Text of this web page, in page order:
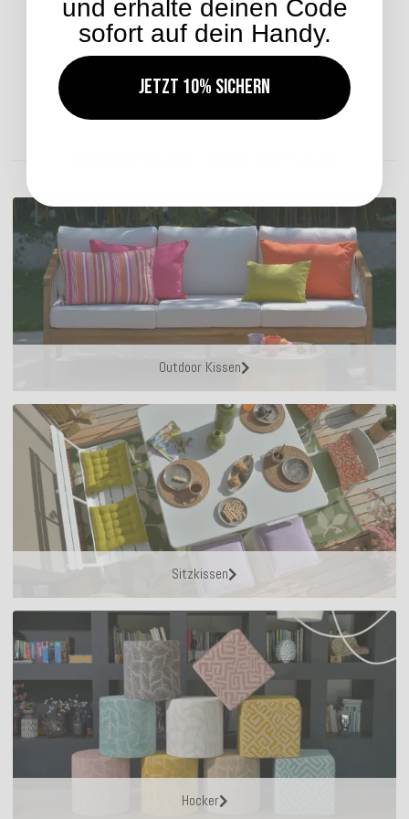
41,99 €
Outdoor Kissen
Sitzkissen
Hocker
und erhalte deinen Code
sofort auf dein Handy.
Jetzt 10% sichern